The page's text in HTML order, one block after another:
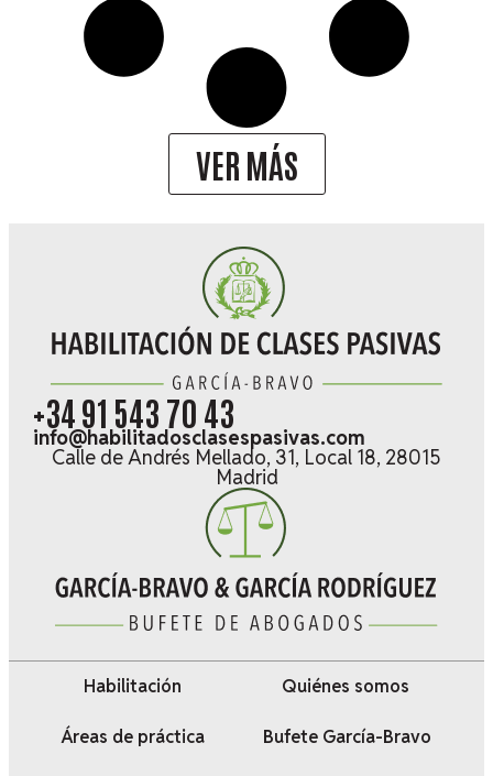
VER MÁS
+34 91 543 70 43
info@habilitadosclasespasivas.com
Calle de Andrés Mellado, 31, Local 18, 28015
Madrid
Habilitación Quiénes somos
Áreas de práctica Bufete García-Bravo